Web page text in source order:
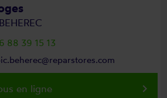
88 39 15 13
en ligne keyboard_arrow_right